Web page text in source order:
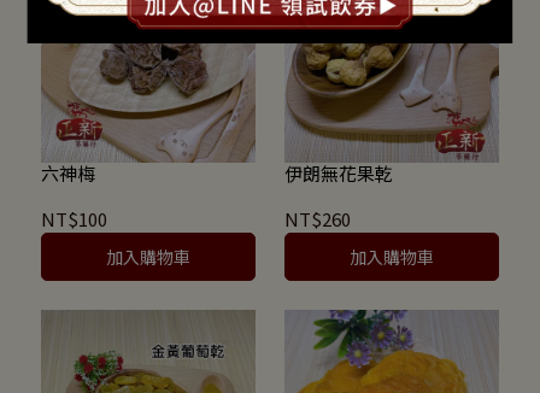
六神梅
NT$100
加入購物車
伊朗無花果乾
NT$260
加入購物車